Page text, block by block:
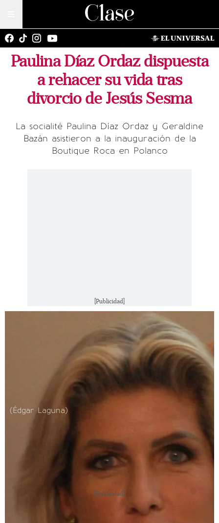
Paulina Díaz Ordaz dispuesta
a rehacer su vida tras
divorcio de Jesús Sesma
La socialité Paulina Díaz Ordaz y Geraldine
Bazán asistieron a la inauguración de la
Boutique Roca en Polanco
[Publicidad]
(Édgar Laguna)
[Publicidad]